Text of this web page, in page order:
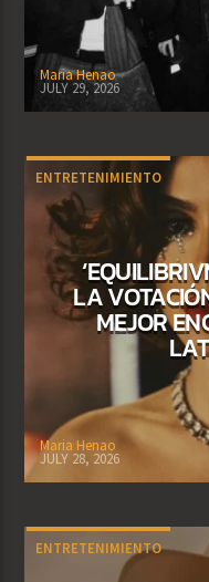
Maria Henao
JULY 29, 2026
ENTRETENIMIENTO
LA
MEJOR
Maria Henao
JULY 28, 2026
ENTRETENIMIENTO